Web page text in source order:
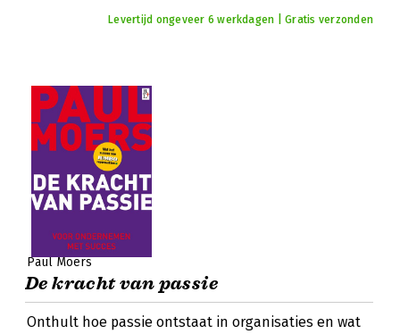
Levertijd ongeveer 6 werkdagen | Gratis verzonden
Paul Moers
De kracht van passie
Onthult hoe passie ontstaat in organisaties en wat